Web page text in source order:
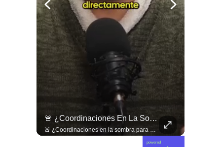
🚨 ¿Coordinaciones En La Sombra Para Blindar Una Candidatura Presidencial?
🚨 ¿Coordinaciones en la sombra para blindar una candidatura presidencial? Nuevos chats salpican a Andrés Chadwick. 🇨🇱⚖️ Mensajes incautados por la Fiscalía revelan que el exministro operó junto a Luis Hermosilla para preparar a testigos clave en la causa por coimas de LAN en 2009. Las conversaciones desmienten la versión de Chadwick sobre haberse enterado del caso por la prensa, exponiendo una estrategia judicial y comunicacional para evitar que el escándalo de información privilegiada y pagos indebidos afectara la carrera de Sebastián Piñera a La Moneda. 📲💣 🎥 Revisa el desglose completo de los chats y los detalles del reportaje en elciudadano.com 🔗 (Link en la biografía). ¿Qué impacto crees que tienen estas revelaciones en la trastienda del poder político? Te leemos en los comentarios. 💬👇🏼
powered